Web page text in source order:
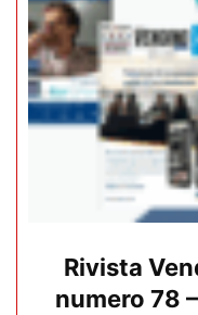
Rivista
numero 78